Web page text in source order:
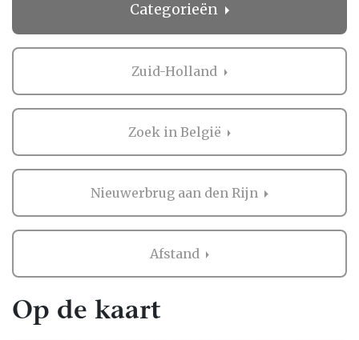
Categorieën
Zuid-Holland
Zoek in België
Nieuwerbrug aan den Rijn
Afstand
Op de kaart